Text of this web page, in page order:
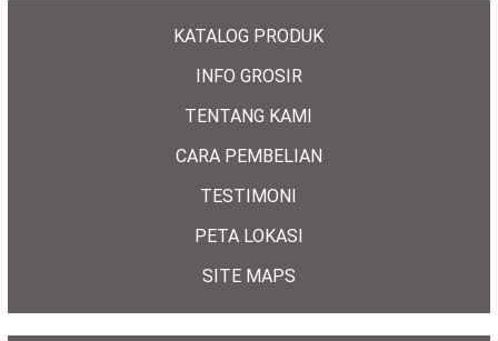
KATALOG PRODUK
INFO GROSIR
TENTANG KAMI
CARA PEMBELIAN
TESTIMONI
PETA LOKASI
SITE MAPS